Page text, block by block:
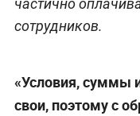
сотрудников.
«Условия, суммы
свои, поэтому с